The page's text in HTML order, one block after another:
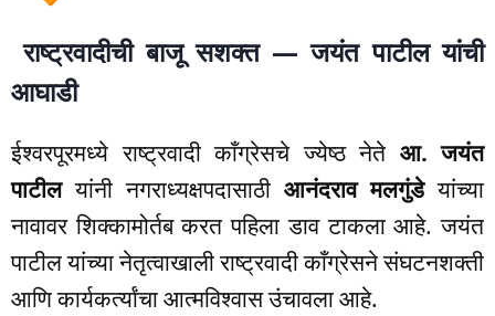
राष्ट्रवादीची बाजू सशक्त — जयंत पाटील यांची
आघाडी
ईश्वरपूरमध्ये राष्ट्रवादी काँग्रेसचे ज्येष्ठ नेते आ. जयंत
पाटीलयांनी नगराध्यक्षपदासाठी आनंदराव मलगुंडेयांच्या
नावावर शिक्कामोर्तब करत पहिला डाव टाकला आहे. जयंत
पाटील यांच्या नेतृत्वाखाली राष्ट्रवादी काँग्रेसने संघटनशक्ती
आणि कार्यकर्त्यांचा आत्मविश्वास उंचावला आहे.